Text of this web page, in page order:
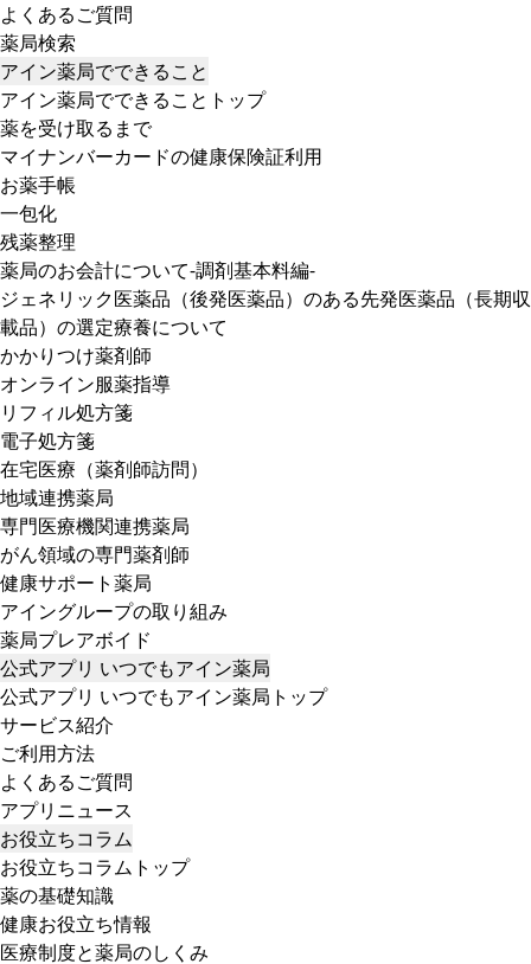
よくあるご質問
薬局検索
アイン薬局でできること
アイン薬局でできることトップ
薬を受け取るまで
マイナンバーカードの健康保険証利用
お薬手帳
一包化
残薬整理
薬局のお会計について-調剤基本料編-
ジェネリック医薬品（後発医薬品）のある先発医薬品（長期収
載品）の選定療養について
かかりつけ薬剤師
オンライン服薬指導
リフィル処方箋
電子処方箋
在宅医療（薬剤師訪問）
地域連携薬局
専門医療機関連携薬局
がん領域の専門薬剤師
健康サポート薬局
アイングループの取り組み
薬局プレアボイド
公式アプリ いつでもアイン薬局
公式アプリ いつでもアイン薬局トップ
サービス紹介
ご利用方法
よくあるご質問
アプリニュース
お役立ちコラム
お役立ちコラムトップ
薬の基礎知識
健康お役立ち情報
医療制度と薬局のしくみ